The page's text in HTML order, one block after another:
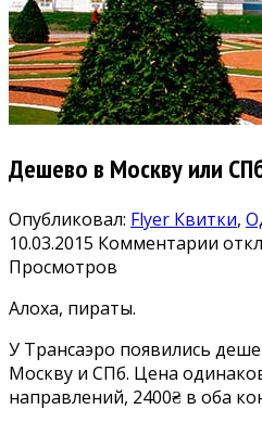
Дешево в Москву или
Опубликовал: Flyer Квитки,
10.03.2015 Комментарии к
или
СПб
из
Просмотров
Алоха, пираты.
У Трансаэро появились
Москву и СПб. Цена
направлений, 2400₴ в оба